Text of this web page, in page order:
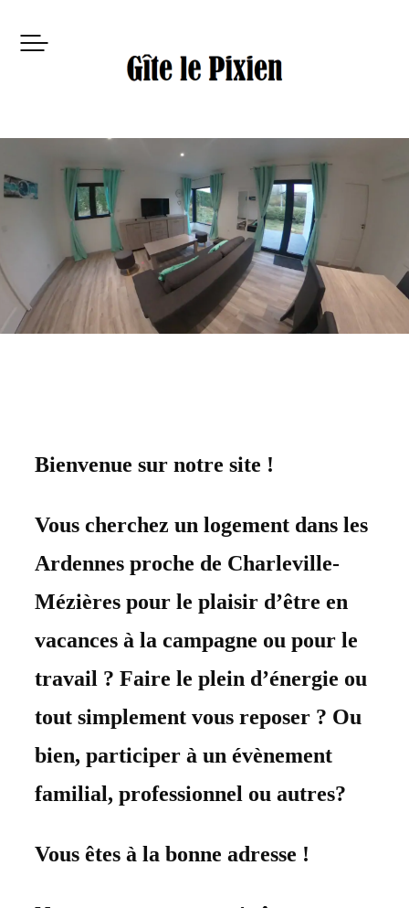
Bienvenue sur notre site !
Vous cherchez un logement dans les
Ardennes proche de Charleville-
Mézières pour le plaisir d’être en
vacances à la campagne ou pour le
travail ? Faire le plein d’énergie ou
tout simplement vous reposer ? Ou
bien, participer à un évènement
familial, professionnel ou autres?
Vous êtes à la bonne adresse !